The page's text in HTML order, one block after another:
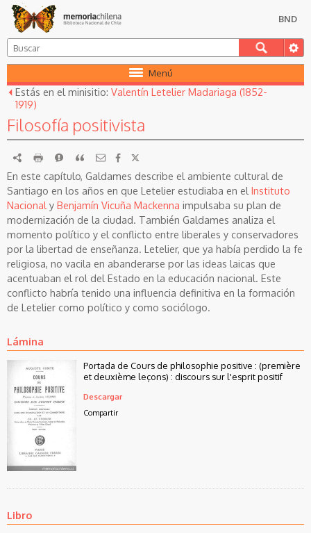
BND
Menú
Estás en el minisitio: Valentín Letelier Madariaga (1852-
1919)
Filosofía positivista
RDF imprimirReportarCitar
En este capítulo, Galdames describe el ambiente cultural de
Santiago en los años en que Letelier estudiaba en el Instituto
Nacional y Benjamín Vicuña Mackenna impulsaba su plan de
modernización de la ciudad. También Galdames analiza el
momento político y el conflicto entre liberales y conservadores
por la libertad de enseñanza. Letelier, que ya había perdido la fe
religiosa, no vacila en abanderarse por las ideas laicas que
acentuaban el rol del Estado en la educación nacional. Este
conflicto habría tenido una influencia definitiva en la formación
de Letelier como político y como sociólogo.
Lámina
Portada de Cours de philosophie positive : (première
et deuxième leçons) : discours sur l'esprit positif
Descargar
Compartir
Libro